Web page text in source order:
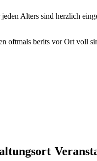
Alters sind herzlich
oftmals berits vor Ort voll